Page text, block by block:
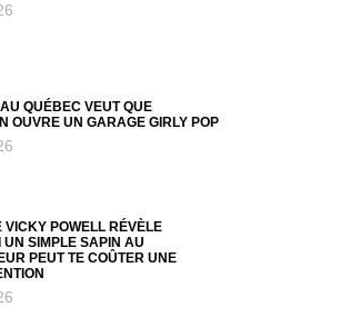
QUÉBEC VEUT QUE
OUVRE UN GARAGE GIRLY POP
VICKY POWELL RÉVÈLE
UN SIMPLE SAPIN AU
PEUT TE COÛTER UNE